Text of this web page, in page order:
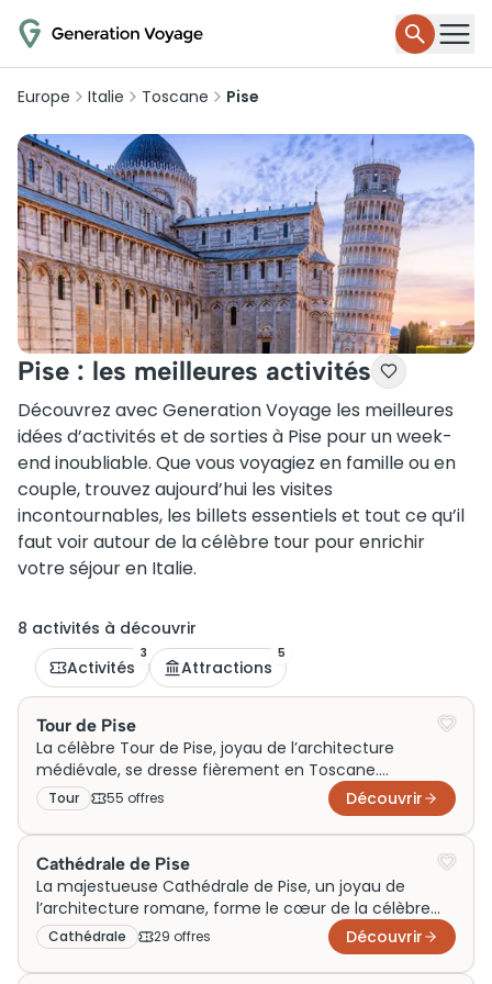
Europe Italie Toscane Pise
Pise : les meilleures activités
Découvrez avec Generation Voyage les meilleures
idées d’activités et de sorties à Pise pour un week-
end inoubliable. Que vous voyagiez en famille ou en
couple, trouvez aujourd’hui les visites
incontournables, les billets essentiels et tout ce qu’il
faut voir autour de la célèbre tour pour enrichir
votre séjour en Italie.
8 activités à découvrir
Activités
3
Attractions
5
Tour de Pise
La célèbre Tour de Pise, joyau de l’architecture
médiévale, se dresse fièrement en Toscane.
Construite comme le clocher de la cathédrale de Pise
au XIIème siècle, elle est mondialement renommée
pour son inclinaison spectaculaire due à un sol
instable. Jadis symbole de prestige, la tour est
aujourd’hui une attraction phare, attirant des millions
de visiteurs chaque année. Réserver des billets pour
une visite est incontournable pour admirer ce chef-
d’œuvre unique.
Tour 55 offres Découvrir
Cathédrale de Pise
La majestueuse Cathédrale de Pise, un joyau de
l’architecture romane, forme le cœur de la célèbre
Piazza dei Miracoli. Construite au XIème siècle, elle
témoigne de l’importance historique de la ville
médiévale. Initialement érigée pour démontrer la
Cathédrale 29 offres Découvrir